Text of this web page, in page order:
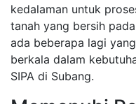
kedalaman untuk
tanah yang bersih
ada beberapa lagi
berkala dalam
SIPA di Subang.